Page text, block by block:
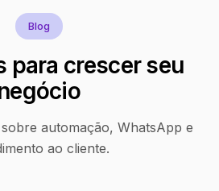
Blog
para crescer seu
automação, WhatsApp e
ao cliente.